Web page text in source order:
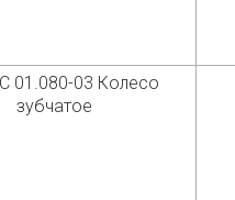
01.080-03 Колесо
зубчатое